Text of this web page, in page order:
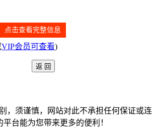
点击查看完整信息
VIP会员可查看)
，须谨慎，网站对此不承担任何保证或连
台能为您带来更多的便利！